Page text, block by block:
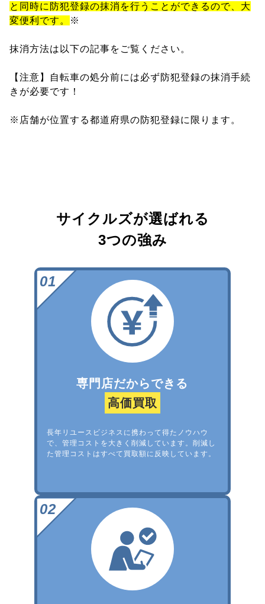
と同時に防犯登録の抹消を行うことができるので、大
変便利です。
※
抹消方法は以下の記事をご覧ください。
【注意】自転車の処分前には必ず防犯登録の抹消手続
きが必要です！
※店舗が位置する都道府県の防犯登録に限ります。
サイクルズが選ばれる
3つの強み
専門店だからできる
高価買取
長年リユースビジネスに携わって得たノウハウ
で、管理コストを大きく削減しています。削減し
た管理コストはすべて買取額に反映しています。